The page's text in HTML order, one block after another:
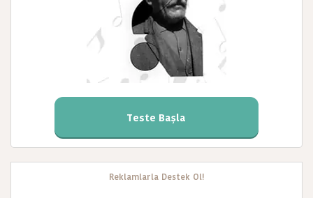
Teste Başla
Reklamlarla Destek Ol!